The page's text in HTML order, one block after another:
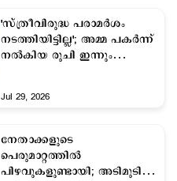
'സ്ത്രീവിരുദ്ധ പരാമര്‍ശം
നടത്തിയിട്ടില്ല'; അമ്മ പകര്‍ന്ന്
നല്‍കിയ രുചി ഇന്നും
Jul 29, 2026
നേതാക്കളുടെ
പെരുമാറ്റത്തില്‍
പിഴവുകളുണ്ടായി; അടിമുടി